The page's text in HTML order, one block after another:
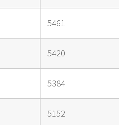
5461
5420
5384
5152